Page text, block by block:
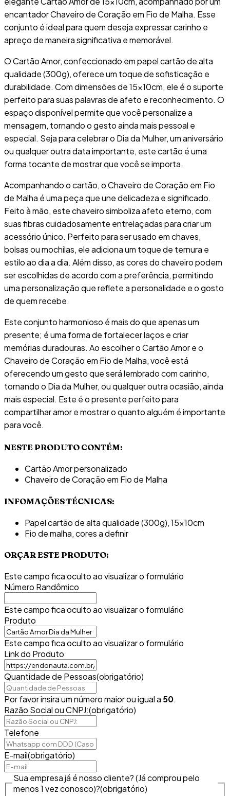
encantador Chaveiro de Coração em Fio de Malha. Esse
conjunto é ideal para quem deseja expressar carinho e
apreço de maneira significativa e memorável.
O Cartão Amor, confeccionado em papel cartão de alta
qualidade (300g), oferece um toque de sofisticação e
durabilidade. Com dimensões de 15x10cm, ele é o suporte
perfeito para suas palavras de afeto e reconhecimento. O
espaço disponível permite que você personalize a
mensagem, tornando o gesto ainda mais pessoal e
especial. Seja para celebrar o Dia da Mulher, um aniversário
ou qualquer outra data importante, este cartão é uma
forma tocante de mostrar que você se importa.
Acompanhando o cartão, o Chaveiro de Coração em Fio
de Malha é uma peça que une delicadeza e significado.
Feito à mão, este chaveiro simboliza afeto eterno, com
suas fibras cuidadosamente entrelaçadas para criar um
acessório único. Perfeito para ser usado em chaves,
bolsas ou mochilas, ele adiciona um toque de ternura e
estilo ao dia a dia. Além disso, as cores do chaveiro podem
ser escolhidas de acordo com a preferência, permitindo
uma personalização que reflete a personalidade e o gosto
de quem recebe.
Este conjunto harmonioso é mais do que apenas um
presente; é uma forma de fortalecer laços e criar
memórias duradouras. Ao escolher o Cartão Amor e o
Chaveiro de Coração em Fio de Malha, você está
oferecendo um gesto que será lembrado com carinho,
tornando o Dia da Mulher, ou qualquer outra ocasião, ainda
mais especial. Este é o presente perfeito para
compartilhar amor e mostrar o quanto alguém é importante
para você.
NESTE PRODUTO CONTÉM:
Cartão Amor personalizado
Chaveiro de Coração em Fio de Malha
INFOMAÇÕES TÉCNICAS:
Papel cartão de alta qualidade (300g), 15x10cm
Fio de malha, cores a definir
ORÇAR ESTE PRODUTO:
Este campo fica oculto ao visualizar o formulário
Número Randômico
Este campo fica oculto ao visualizar o formulário
Produto
Este campo fica oculto ao visualizar o formulário
Link do Produto
Quantidade de Pessoas(obrigatório)
Por favor insira um número maior ou igual a 50.
Razão Social ou CNPJ:(obrigatório)
Telefone
E-mail(obrigatório)
Sua empresa já é nosso cliente? (Já comprou pelo
menos 1 vez conosco)?(obrigatório)